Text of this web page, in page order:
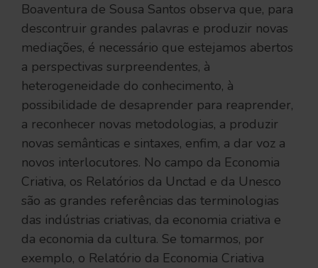
Boaventura de Sousa Santos observa que, para
descontruir grandes palavras e produzir novas
mediações, é necessário que estejamos abertos
a perspectivas surpreendentes, à
heterogeneidade do conhecimento, à
possibilidade de desaprender para reaprender,
a reconhecer novas metodologias, a produzir
novas semânticas e sintaxes, enfim, a dar voz a
novos interlocutores. No campo da Economia
Criativa, os Relatórios da Unctad e da Unesco
são as grandes referências das terminologias
das indústrias criativas, da economia criativa e
da economia da cultura. Se tomarmos, por
exemplo, o Relatório da Economia Criativa